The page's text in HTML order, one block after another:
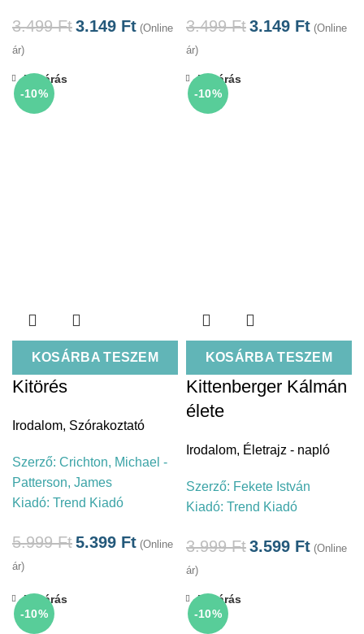
3.499Ft3.149 Ft (Online
ár)
3.499Ft3.149 Ft (Online
ár)
-10%
KOSÁRBA TESZEM
Bezárás
Kitörés
Irodalom, Szórakoztató
Szerző: Crichton, Michael -
Patterson, James
Kiadó: Trend Kiadó
5.999Ft5.399 Ft (Online
ár)
-10%
KOSÁRBA TESZEM
Bezárás
Kittenberger Kálmán
élete
Irodalom, Életrajz - napló
Szerző: Fekete István
Kiadó: Trend Kiadó
3.999Ft3.599 Ft (Online
ár)
-10%
Bezárás
-10%
Bezárás